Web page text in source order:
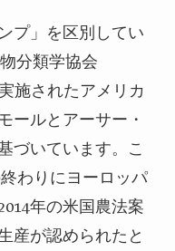
プ」を区別してい
分類学協会
施されたアメリカ
ールとアーサー・
づいています。こ
わりにヨーロッパ
年の米国農法案
産が認められたと